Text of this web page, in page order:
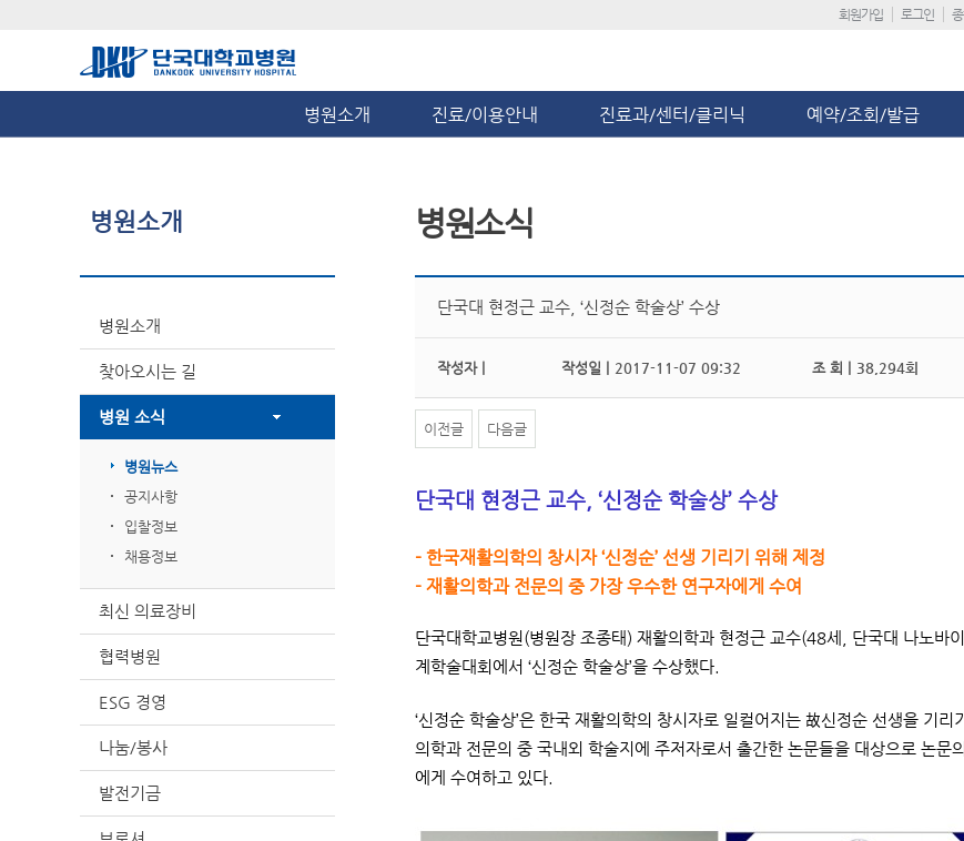
회원가입 로그인
병원소개 진료/이용안내 진료과/센터/클리닉 예약/조회/발급
병원소개
병원소개
찾아오시는 길
병원 소식
병원뉴스
공지사항
입찰정보
채용정보
최신 의료장비
협력병원
ESG 경영
나눔/봉사
발전기금
병원소식
단국대 현정근 교수, ‘신정순 학술상’ 수상
작성자 | 작성일 | 2017-11-07 09:32 조 회 | 38,294회
이전글 다음글
단국대 현정근 교수, ‘신정순 학술상’ 수상
- 한국재활의학의 창시자 ‘신정순’ 선생 기리기 위해 제정
- 재활의학과 전문의 중 가장 우수한 연구자에게 수여
단국대학교병원(병원장 조종태) 재활의학과 현정근 교수(48세, 단국대 나노
계학술대회에서 ‘신정순 학술상’을 수상했다.
‘신정순 학술상’은 한국 재활의학의 창시자로 일컬어지는 故신정순 선생을 기
의학과 전문의 중 국내외 학술지에 주저자로서 출간한 논문들을 대상으로 논
에게 수여하고 있다.